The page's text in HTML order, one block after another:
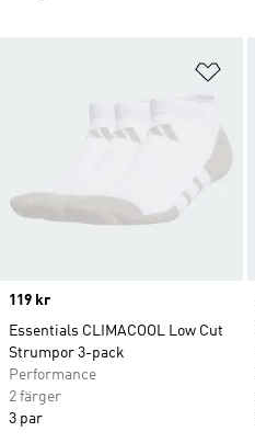
Price
119 kr
Essentials CLIMACOOL Low Cut
Strumpor 3-pack
Performance
2 färger
3 par